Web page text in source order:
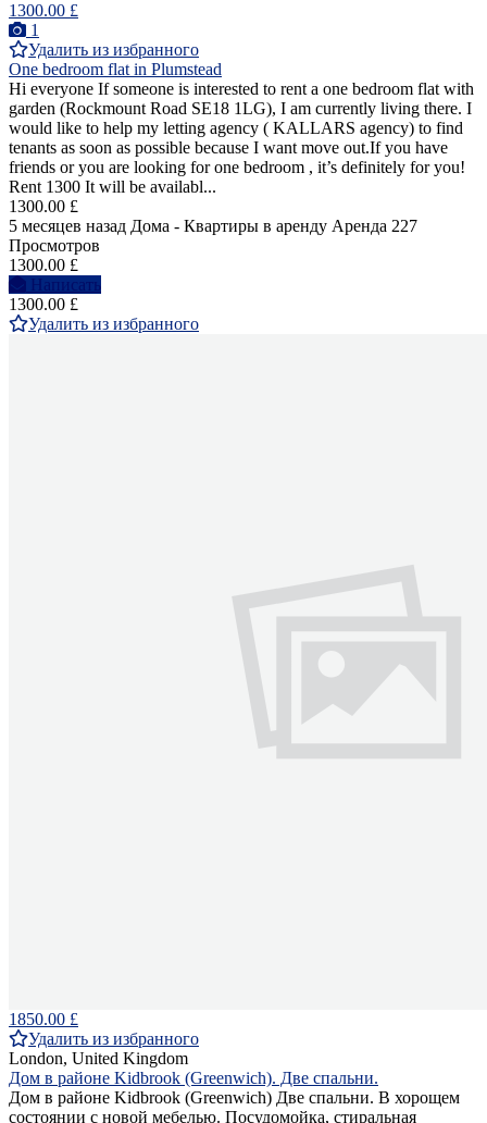
1300.00 £
1
Удалить из избранного
One bedroom flat in Plumstead
Hi everyone If someone is interested to rent a one bedroom flat with
garden (Rockmount Road SE18 1LG), I am currently living there. I
would like to help my letting agency ( KALLARS agency) to find
tenants as soon as possible because I want move out.If you have
friends or you are looking for one bedroom , it’s definitely for you!
Rent 1300 It will be availabl...
1300.00 £
5 месяцев назад Дома - Квартиры в аренду Аренда 227
Просмотров
1300.00 £
Написать
1300.00 £
Удалить из избранного
1850.00 £
Удалить из избранного
London, United Kingdom
Дом в районе Kidbrook (Greenwich). Две спальни.
Дом в районе Kidbrook (Greenwich) Две спальни. В хорощем
состоянии с новой мебелью. Посудомойка, стиральная